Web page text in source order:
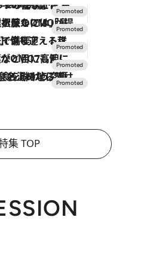
昼は実家、夜は気兼ねなくホテルで！」
ナの郷土料理の手法で満喫！
集 TOP